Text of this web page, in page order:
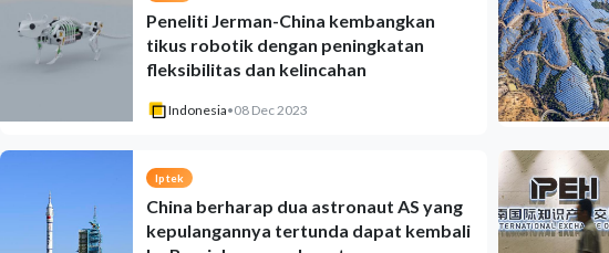
Peneliti Jerman-China kembangkan
tikus robotik dengan peningkatan
fleksibilitas dan kelincahan
Indonesia•08 Dec 2023
Iptek
China berharap dua astronaut AS yang
kepulangannya tertunda dapat kembali